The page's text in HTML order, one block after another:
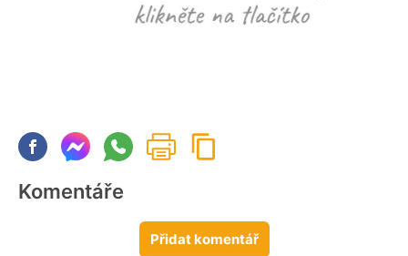
Komentáře
Přidat komentář